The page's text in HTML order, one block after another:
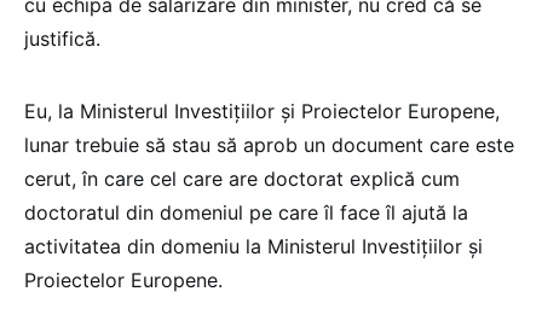
justifică.
Eu, la Ministerul Investițiilor și Proiectelor Europene,
lunar trebuie să stau să aprob un document care este
cerut, în care cel care are doctorat explică cum
doctoratul din domeniul pe care îl face îl ajută la
activitatea din domeniu la Ministerul Investițiilor și
Proiectelor Europene.